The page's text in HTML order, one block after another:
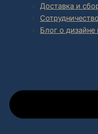
Доставка и
Блог о дизайне